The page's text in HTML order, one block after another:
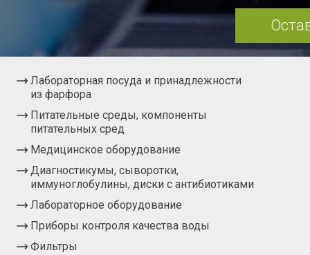
Лабораторная посуда и принадлежности
из фарфора
Питательные среды, компоненты
питательных сред
Медицинское оборудование
Диагностикумы, сыворотки,
иммуноглобулины, диски с антибиотиками
Лабораторное оборудование
Приборы контроля качества воды
Фильтры